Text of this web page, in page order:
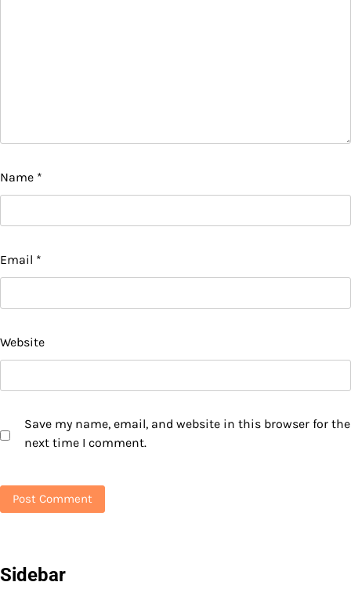
Name *
Email *
Website
Save my name, email, and website in this browser for the
next time I comment.
Sidebar